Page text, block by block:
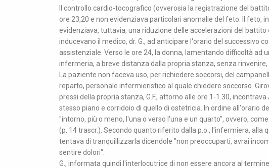
Il controllo cardio-tocografico (ovverosia la registrazione del
ore 23,20 e non evidenziava particolari anomalie del feto. Il feto,
evidenziava, tuttavia, una riduzione delle accelerazioni del
inducevano il medico, dr. G., ad anticipare l'orario del successivo
assistenziale. Verso le ore 24, la donna, lamentando difficoltà ad
infermeria, a breve distanza dalla propria stanza, senza
La paziente non faceva uso, per richiedere soccorsi, del
reparto, personale infermieristico al quale chiedere soccorso.
pressi della propria stanza, G.F., attorno alle ore 1-1.30,
stesso piano e corridoio di quello di ostetricia. In ordine all'orario
"intorno, più o meno, l'una o verso l'una e un quarto", ovvero,
(p. 14 trascr.). Secondo quanto riferito dalla p.o., l'infermiera, alla
tentava di tranquillizzarla dicendole "non preoccuparti, avrai
sentire dolori".
G., informata quindi l'interlocutrice di non essere ancora al